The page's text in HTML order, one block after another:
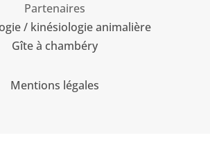
Partenaires
/ kinésiologie animalière
Gîte à chambéry
Mentions légales